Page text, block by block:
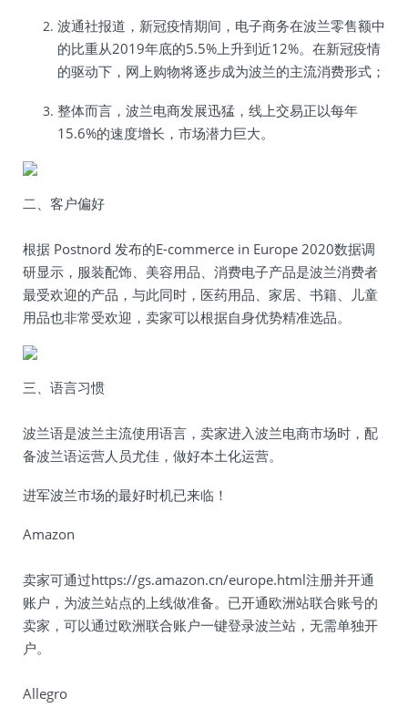
波通社报道，新冠疫情期间，电子商务在波兰零售额中
的比重从2019年底的5.5%上升到近12%。在新冠疫情
的驱动下，网上购物将逐步成为波兰的主流消费形式；
整体而言，波兰电商发展迅猛，线上交易正以每年
15.6%的速度增长，市场潜力巨大。
二、客户偏好
根据 Postnord 发布的E-commerce in Europe 2020数据调
研显示，服装配饰、美容用品、消费电子产品是波兰消费者
最受欢迎的产品，与此同时，医药用品、家居、书籍、儿童
用品也非常受欢迎，卖家可以根据自身优势精准选品。
三、语言习惯
波兰语是波兰主流使用语言，卖家进入波兰电商市场时，配
备波兰语运营人员尤佳，做好本土化运营。
进军波兰市场的最好时机已来临！
Amazon
卖家可通过https://gs.amazon.cn/europe.html注册并开通
账户，为波兰站点的上线做准备。已开通欧洲站联合账号的
卖家，可以通过欧洲联合账户一键登录波兰站，无需单独开
户。
Allegro